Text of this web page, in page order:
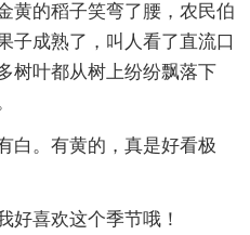
黄的稻子笑弯了腰，农民伯
子成熟了，叫人看了直流口
树叶都从树上纷纷飘落下
白。有黄的，真是好看极
好喜欢这个季节哦！